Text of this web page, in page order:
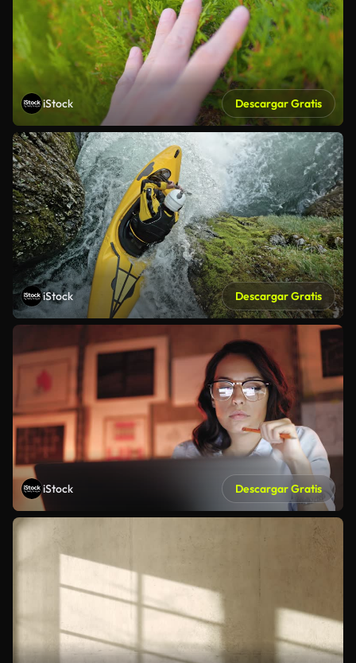
iStock Descargar Gratis
iStock Descargar Gratis
iStock Descargar Gratis